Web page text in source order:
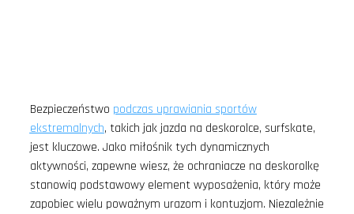
Bezpieczeństwo podczas uprawiania sportów
ekstremalnych, takich jak jazda na deskorolce, surfskate,
jest kluczowe. Jako miłośnik tych dynamicznych
aktywności, zapewne wiesz, że ochraniacze na deskorolkę
stanowią podstawowy element wyposażenia, który może
zapobiec wielu poważnym urazom i kontuzjom. Niezależnie